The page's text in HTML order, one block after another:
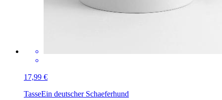
17,99 €
TasseEin deutscher Schaeferhund